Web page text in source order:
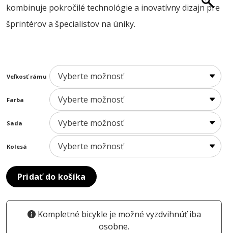
kombinuje pokročilé technológie a inovatívny dizajn pre
šprintérov a špecialistov na úniky.
Veľkosť rámu
Farba
Sada
Kolesá
Pridať do košíka
Kompletné bicykle je možné vyzdvihnúť iba
osobne.